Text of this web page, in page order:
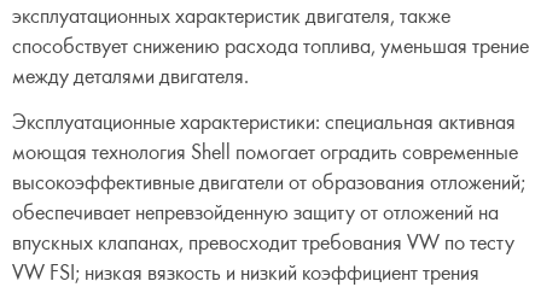
эксплуатационных характеристик двигателя, также
способствует снижению расхода топлива, уменьшая трение
между деталями двигателя.
Эксплуатационные характеристики: специальная активная
моющая технология Shell помогает оградить современные
высокоэффективные двигатели от образования отложений;
обеспечивает непревзойденную защиту от отложений на
впускных клапанах, превосходит требования VW по тесту
VW FSI; низкая вязкость и низкий коэффициент трения